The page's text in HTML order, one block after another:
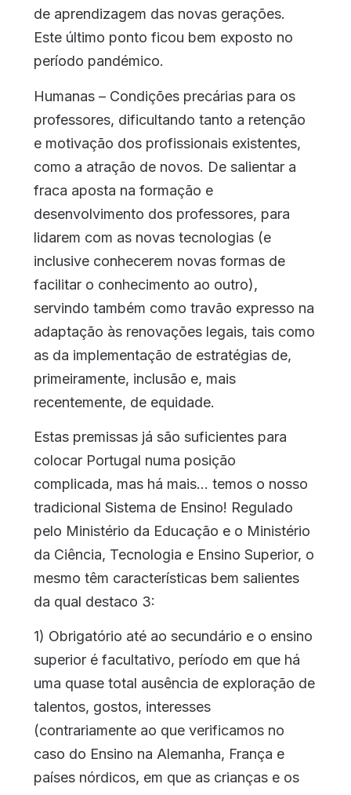
de aprendizagem das novas gerações.
Este último ponto ficou bem exposto no
período pandémico.
Humanas – Condições precárias para os
professores, dificultando tanto a retenção
e motivação dos profissionais existentes,
como a atração de novos. De salientar a
fraca aposta na formação e
desenvolvimento dos professores, para
lidarem com as novas tecnologias (e
inclusive conhecerem novas formas de
facilitar o conhecimento ao outro),
servindo também como travão expresso na
adaptação às renovações legais, tais como
as da implementação de estratégias de,
primeiramente, inclusão e, mais
recentemente, de equidade.
Estas premissas já são suficientes para
colocar Portugal numa posição
complicada, mas há mais… temos o nosso
tradicional Sistema de Ensino! Regulado
pelo Ministério da Educação e o Ministério
da Ciência, Tecnologia e Ensino Superior, o
mesmo têm características bem salientes
da qual destaco 3:
1) Obrigatório até ao secundário e o ensino
superior é facultativo, período em que há
uma quase total ausência de exploração de
talentos, gostos, interesses
(contrariamente ao que verificamos no
caso do Ensino na Alemanha, França e
países nórdicos, em que as crianças e os